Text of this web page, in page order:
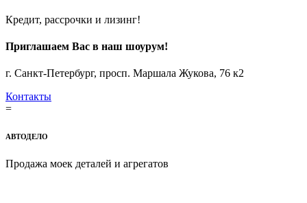
Кредит, рассрочки и лизинг!
Приглашаем Вас в наш шоурум!
г. Санкт-Петербург, просп. Маршала Жукова, 76 к2
Контакты
=
АВТОДЕЛО
Продажа моек деталей и агрегатов